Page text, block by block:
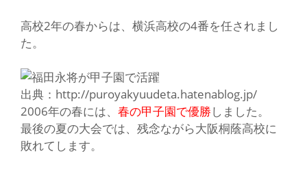
高校2年の春からは、 横浜高校の4番を任されまし
た。
出典：http://puroyakyuudeta.hatenablog.jp/
2006年の春には、 春の甲子園で優勝しました。
最後の夏の大会では、残念ながら大阪桐蔭高校に
敗れてします。